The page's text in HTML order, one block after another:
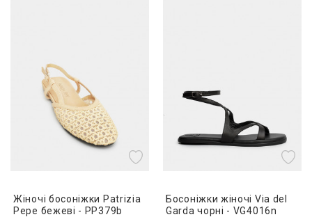
Жіночі босоніжки Patrizia
Pepe бежеві - PP379b
Босоніжки жіночі Via del
Garda чорні - VG4016n